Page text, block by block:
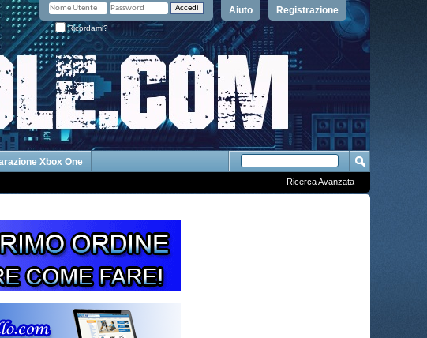
Registrazione
Aiuto
Ricordami?
Xbox One
Ricerca Avanzata